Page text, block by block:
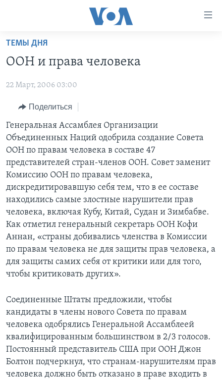
Перейти
основной
Перейти
навигации
Перейти
поиск
ПРОГРАММЫ
АМЕРИКА
НОВОСТИ ЗА МИНУТУ
ИТОГИ
ПОЧЕМУ ЭТО ВАЖНО?
ДИСКУССИЯ VOA
ДЕТАЛИ
АМЕРИКА. БОЛЬШОЕ ПУТЕШЕСТВИЕ
ПРОЕКТЫ
УЧИМ АНГЛИЙСКИЙ
НАША АМЕРИКАНСКАЯ ИСТОРИЯ
А КАК В АМЕРИКЕ?
АРТЕФАКТЫ
АМЕРИКАНСКИЕ ГОРОДКИ
ЭКСПЕРТИЗА
ИНТЕРВЬЮ
ФАКТЫ ПРОТИВ ФЕЙКОВ
ЗА СВОБОДУ ПРЕССЫ
УЧИМ АНГЛИЙСКИЙ
ВИДЕО
ПОДПИСКА НА НОВОСТИ
Learning English
СОЦИАЛЬНЫЕ СЕТИ
Языки
ТЕМЫ ДНЯ
ООН и права человека
22 Март, 2006 03:00
Поделиться
Генеральная Ассамблея Организации
Объединенных Наций одобрила создание Совета
ООН по правам человека в составе 47
представителей стран-членов ООН. Совет заменит
Комиссию ООН по правам человека,
дискредитировавшую себя тем, что в ее составе
находились самые злостные нарушители прав
человека, включая Кубу, Китай, Судан и Зимбабве.
Как отметил генеральный секретарь ООН Кофи
Аннан, «страны добивались членства в Комиссии
по правам человека не для защиты прав человека, а
для защиты самих себя от критики или для того,
чтобы критиковать других».
Соединенные Штаты предложили, чтобы
кандидаты в члены нового Совета по правам
человека одобрялись Генеральной Ассамблеей
квалифицированным большинством в 2/3 голосов.
Постоянный представитель США при ООН Джон
Болтон подчеркнул, что странам-нарушителям прав
человека должно быть отказано в праве входить в